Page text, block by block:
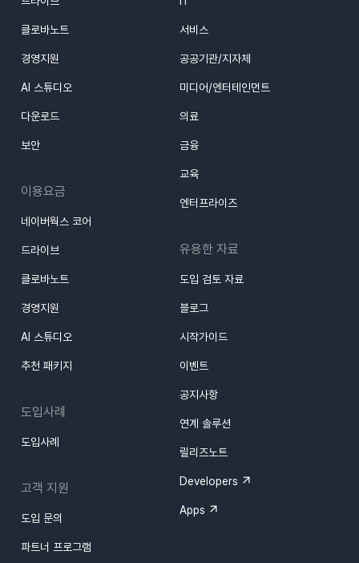
클로바노트
경영지원
AI 스튜디오
다운로드
보안
이용요금
네이버웍스 코어
드라이브
클로바노트
경영지원
AI 스튜디오
추천 패키지
도입사례
도입사례
고객 지원
도입 문의
파트너 프로그램
서비스
공공기관/지자체
미디어/엔터테인먼트
의료
금융
교육
엔터프라이즈
유용한 자료
도입 검토 자료
블로그
시작가이드
이벤트
공지사항
연계 솔루션
릴리즈노트
Developers
Apps